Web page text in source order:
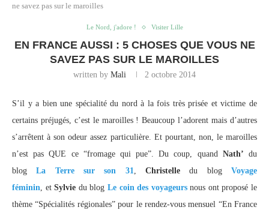
ne savez pas sur le maroilles
Le Nord, j'adore ! Visiter Lille
EN FRANCE AUSSI : 5 CHOSES QUE VOUS NE
SAVEZ PAS SUR LE MAROILLES
written by Mali 2 octobre 2014
S’il y a bien une spécialité du nord à la fois très prisée et victime de
certains préjugés, c’est le maroilles ! Beaucoup l’adorent mais d’autres
s’arrêtent à son odeur assez particulière. Et pourtant, non, le maroilles
n’est pas QUE ce “fromage qui pue”. Du coup, quand Nath’ du
blogLa Terre sur son 31,Christelle du blogVoyage
féminin, etSylvie du blog Le coin des voyageursnous ont proposé le
thème “Spécialités régionales” pour le rendez-vous mensuel “En France